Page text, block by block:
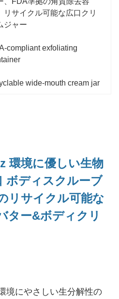
リサイクル可能な広口クリ
ジャー
compliant exfoliating
wide-mouth cream jar
環境に優しい生物
ボディスクルーブ
リサイクル可能な
ター&ボディクリ
境にやさしい生分解性の